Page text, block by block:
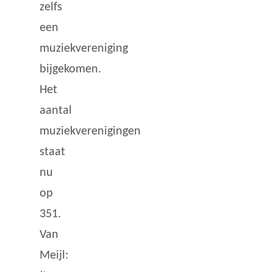
zelfs
een
muziekvereniging
bijgekomen.
Het
aantal
muziekverenigingen
staat
nu
op
351.
Van
Meijl: